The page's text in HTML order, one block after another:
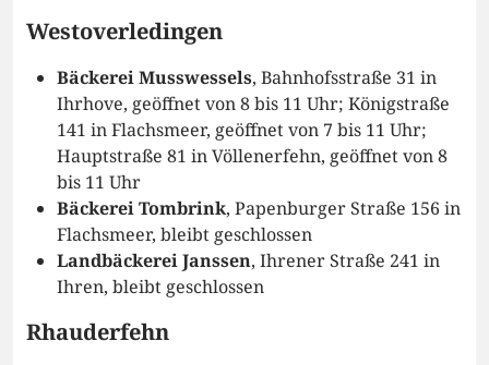
Westoverledingen
Bäckerei Musswessels, Bahnhofsstraße 31 in
Ihrhove, geöffnet von 8 bis 11 Uhr; Königstraße
141 in Flachsmeer, geöffnet von 7 bis 11 Uhr;
Hauptstraße 81 in Völlenerfehn, geöffnet von 8
bis 11 Uhr
Bäckerei Tombrink, Papenburger Straße 156 in
Flachsmeer, bleibt geschlossen
Landbäckerei Janssen, Ihrener Straße 241 in
Ihren, bleibt geschlossen
Rhauderfehn